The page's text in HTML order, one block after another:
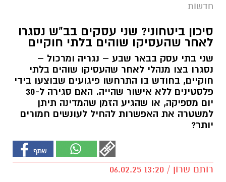
חדשות
סיכון ביטחוני? שני עסקים בב"ש נסגרו
לאחר שהעסיקו שוהים בלתי חוקיים
שני בתי עסק בבאר שבע – נגריה ומרכול –
נסגרו בצו מנהלי לאחר שהעסיקו שוהים בלתי
חוקיים, בחודש בו התרחשו פיגועים שבוצעו בידי
פלסטינים ללא אישור שהייה. האם סגירה ל-30
יום מספיקה, או שהגיע הזמן שהמדינה תיתן
למשטרה את האפשרות להחיל לעונשים חמורים
יותר?
רותם שרון / 13:20 06.02.25